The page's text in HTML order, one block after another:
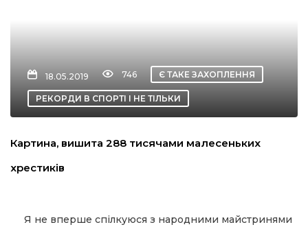
18.05.2019 746 Є ТАКЕ ЗАХОПЛЕННЯ
РЕКОРДИ В СПОРТІ І НЕ ТІЛЬКИ
Картина, вишита 288 тисячами малесеньких
хрестиків
Я не вперше спілкуюся з народними майстринями